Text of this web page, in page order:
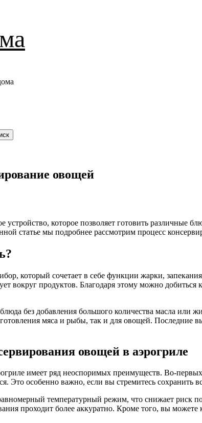
овощей
устройство, которое позволяет готовить
статье мы подробнее рассмотрим процесс
который сочетает в себе функции жарки,
вокруг продуктов. Благодаря этому можно
без добавления большого количества масла
мяса и рыбы, так и для овощей.
овощей в аэрогриле
имеет ряд неоспоримых преимуществ. Во-
Это особенно важно, если вы стремитесь сохранить
температурный режим, что снижает риск
проходит более аккуратно. Кроме того, вы